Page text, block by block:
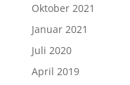
Oktober 2021
Januar 2021
Juli 2020
April 2019